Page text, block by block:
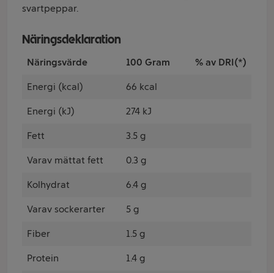
svartpeppar.
Näringsdeklaration
Näringsvärde 100 Gram % av DRI(*)
Energi (kcal) 66 kcal
Energi (kJ) 274 kJ
Fett 3.5 g
Varav mättat fett 0.3 g
Kolhydrat 6.4 g
Varav sockerarter 5 g
Fiber 1.5 g
Protein 1.4 g